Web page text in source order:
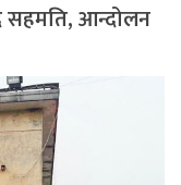
सहमति, आन्दोलन